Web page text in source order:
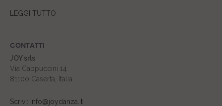
LEGGI TUTTO
CONTATTI
JOY srls
Via Cappuccini 14
81100 Caserta, Italia
Scrivi: info@joydanza.it